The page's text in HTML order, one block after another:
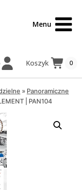
Menu
Koszyk 0
» Panoramiczne
| PAN104